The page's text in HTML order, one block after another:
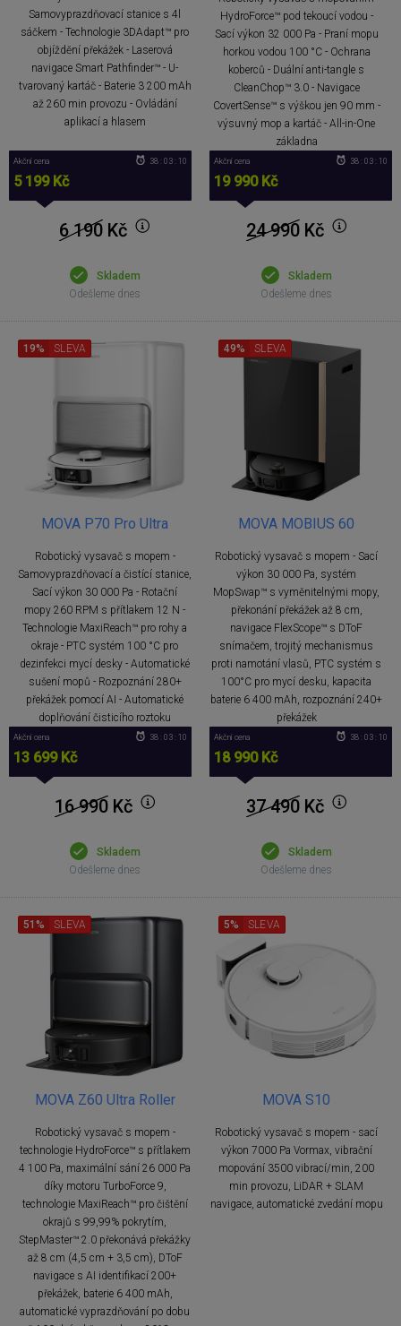
Samovyprazdňovací stanice s 4l
sáčkem - Technologie 3DAdapt™ pro
objíždění překážek - Laserová
navigace Smart Pathfinder™ - U-
tvarovaný kartáč - Baterie 3 200 mAh
až 260 min provozu - Ovládání
aplikací a hlasem
Akční cena
5 199 Kč
38 : 03 : 09
6 190 Kč
Skladem
Odešleme dnes
HydroForce™ pod tekoucí vodou -
Sací výkon 32 000 Pa - Praní mopu
horkou vodou 100 °C - Ochrana
koberců - Duální anti-tangle s
CleanChop™ 3.0 - Navigace
CovertSense™ s výškou jen 90 mm -
výsuvný mop a kartáč - All-in-One
základna
Akční cena
19 990 Kč
38 : 03 : 09
24 990Kč
Skladem
Odešleme dnes
MOVA P70 Pro Ultra
Robotický vysavač s mopem -
Samovyprazdňovací a čistící stanice,
Sací výkon 30 000 Pa - Rotační
mopy 260 RPM s přítlakem 12 N -
Technologie MaxiReach™ pro rohy a
okraje - PTC systém 100 °C pro
dezinfekci mycí desky - Automatické
sušení mopů - Rozpoznání 280+
překážek pomocí AI - Automatické
doplňování čisticího roztoku
19% SLEVA
Akční cena
13 699 Kč
38 : 03 : 09
16 990Kč
Skladem
Odešleme dnes
MOVA MOBIUS 60
Robotický vysavač s mopem - Sací
výkon 30 000 Pa, systém
MopSwap™ s vyměnitelnými mopy,
překonání překážek až 8 cm,
navigace FlexScope™ s DToF
snímačem, trojitý mechanismus
proti namotání vlasů, PTC systém s
100°C pro mycí desku, kapacita
baterie 6 400 mAh, rozpoznání 240+
překážek
49% SLEVA
Akční cena
18 990 Kč
38 : 03 : 09
37 490Kč
Skladem
Odešleme dnes
MOVA Z60 Ultra Roller
Robotický vysavač s mopem -
technologie HydroForce™ s přítlakem
4 100 Pa, maximální sání 26 000 Pa
díky motoru TurboForce 9,
technologie MaxiReach™ pro čištění
okrajů s 99,99% pokrytím,
StepMaster™ 2.0 překonává překážky
až 8 cm (4,5 cm + 3,5 cm), DToF
navigace s AI identifikací 200+
překážek, baterie 6 400 mAh,
automatické vyprazdňování po dobu
51% SLEVA
MOVA S10
Robotický vysavač s mopem - sací
výkon 7000 Pa Vormax, vibrační
mopování 3500 vibrací/min, 200
min provozu, LiDAR + SLAM
navigace, automatické zvedání mopu
5% SLEVA